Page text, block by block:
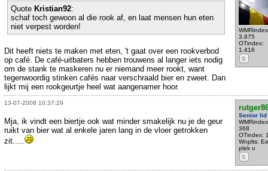
3.875
OTindex:
1.416
S
Quote Kristian92:
schaf toch gewoon al die rook af, en laat mensen hun eten
niet verpest worden!
Dit heeft niets te maken met eten, 't gaat over een rookverbod
op café. De café-uitbaters hebben trouwens al langer iets nodig
om de stank te maskeren nu er niemand meer rookt, want
tegenwoordig stinken cafés naar verschraald bier en zweet. Dan
lijkt mij een rookgeurtje heel wat aangenamer hoor.
13-07-2008 10:37:29
Senior lid
368
OTindex:
Wnplts:
plek o
S
Mja, ik vindt een biertje ook wat minder smakelijk nu je de geur
ruikt van bier wat al enkele jaren lang in de vloer getrokken
zit.....